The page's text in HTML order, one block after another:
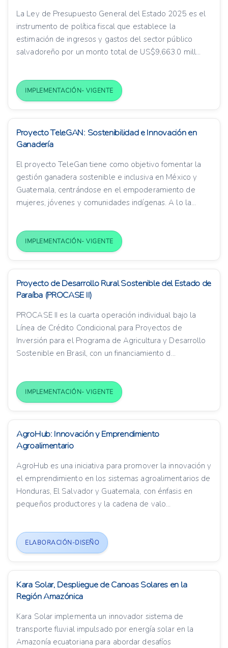
La Ley de Presupuesto General del Estado 2025 es el
instrumento de política fiscal que establece la
estimación de ingresos y gastos del sector público
salvadoreño por un monto total de US$9,663.0 mill...
IMPLEMENTACIÓN- VIGENTE
Proyecto TeleGAN: Sostenibilidad e Innovación en
Ganadería
El proyecto TeleGan tiene como objetivo fomentar la
gestión ganadera sostenible e inclusiva en México y
Guatemala, centrándose en el empoderamiento de
mujeres, jóvenes y comunidades indígenas. A lo la...
IMPLEMENTACIÓN- VIGENTE
Proyecto de Desarrollo Rural Sostenible del Estado de
Paraíba (PROCASE II)
PROCASE II es la cuarta operación individual bajo la
Línea de Crédito Condicional para Proyectos de
Inversión para el Programa de Agricultura y Desarrollo
Sostenible en Brasil, con un financiamiento d...
IMPLEMENTACIÓN- VIGENTE
AgroHub: Innovación y Emprendimiento
Agroalimentario
AgroHub es una iniciativa para promover la innovación y
el emprendimiento en los sistemas agroalimentarios de
Honduras, El Salvador y Guatemala, con énfasis en
pequeños productores y la cadena de valo...
ELABORACIÓN-DISEÑO
Kara Solar, Despliegue de Canoas Solares en la
Región Amazónica
Kara Solar implementa un innovador sistema de
transporte fluvial impulsado por energía solar en la
Amazonía ecuatoriana para abordar desafíos